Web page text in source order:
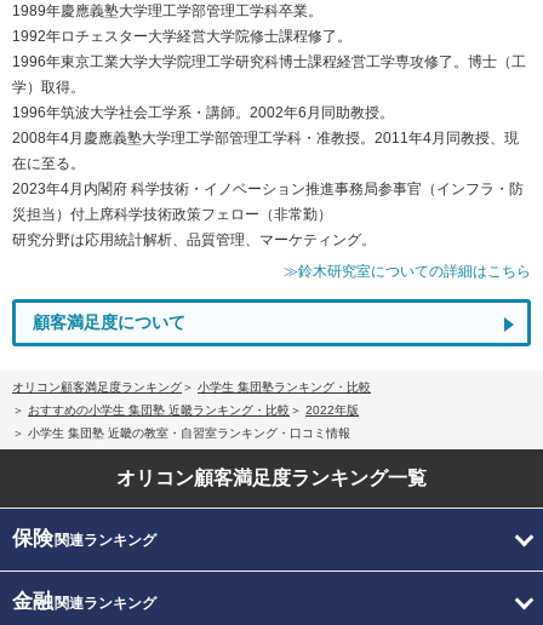
1989年慶應義塾大学理工学部管理工学科卒業。
1992年ロチェスター大学経営大学院修士課程修了。
1996年東京工業大学大学院理工学研究科博士課程経営工学専攻修了。博士（工
学）取得。
1996年筑波大学社会工学系・講師。2002年6月同助教授。
2008年4月慶應義塾大学理工学部管理工学科・准教授。2011年4月同教授、現
在に至る。
2023年4月内閣府 科学技術・イノベーション推進事務局参事官（インフラ・防
災担当）付上席科学技術政策フェロー（非常勤）
研究分野は応用統計解析、品質管理、マーケティング。
≫鈴木研究室についての詳細はこちら
顧客満足度について
オリコン顧客満足度ランキング
小学生 集団塾ランキング・比較
おすすめの小学生 集団塾 近畿ランキング・比較
2022年版
小学生 集団塾 近畿の教室・自習室ランキング・口コミ情報
オリコン顧客満足度ランキング一覧
保険関連ランキング
金融関連ランキング